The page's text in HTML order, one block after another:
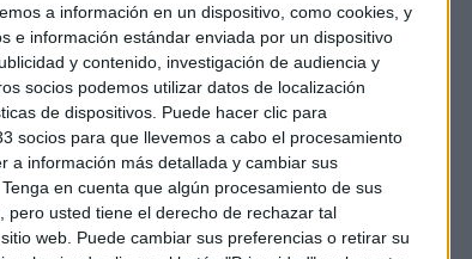
a información en un dispositivo, como cookies, y
e información estándar enviada por un dispositivo
y contenido, investigación de audiencia y
socios podemos utilizar datos de localización
de dispositivos. Puede hacer clic para
socios para que llevemos a cabo el procesamiento
a información más detallada y cambiar sus
Tenga en cuenta que algún procesamiento de sus
usted tiene el derecho de rechazar tal
web. Puede cambiar sus preferencias o retirar su